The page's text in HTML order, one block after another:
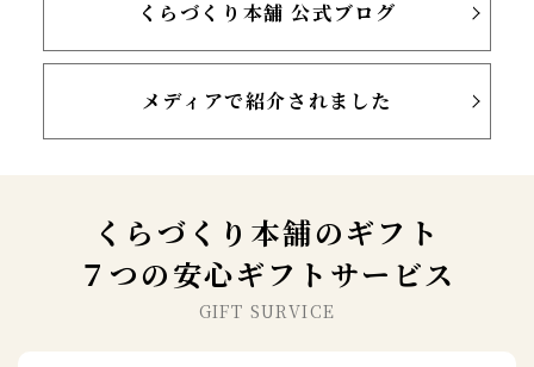
くらづくり本舗 公式ブログ
メディアで紹介されました
くらづくり本舗のギフト
７つの安心ギフトサービス
GIFT SURVICE